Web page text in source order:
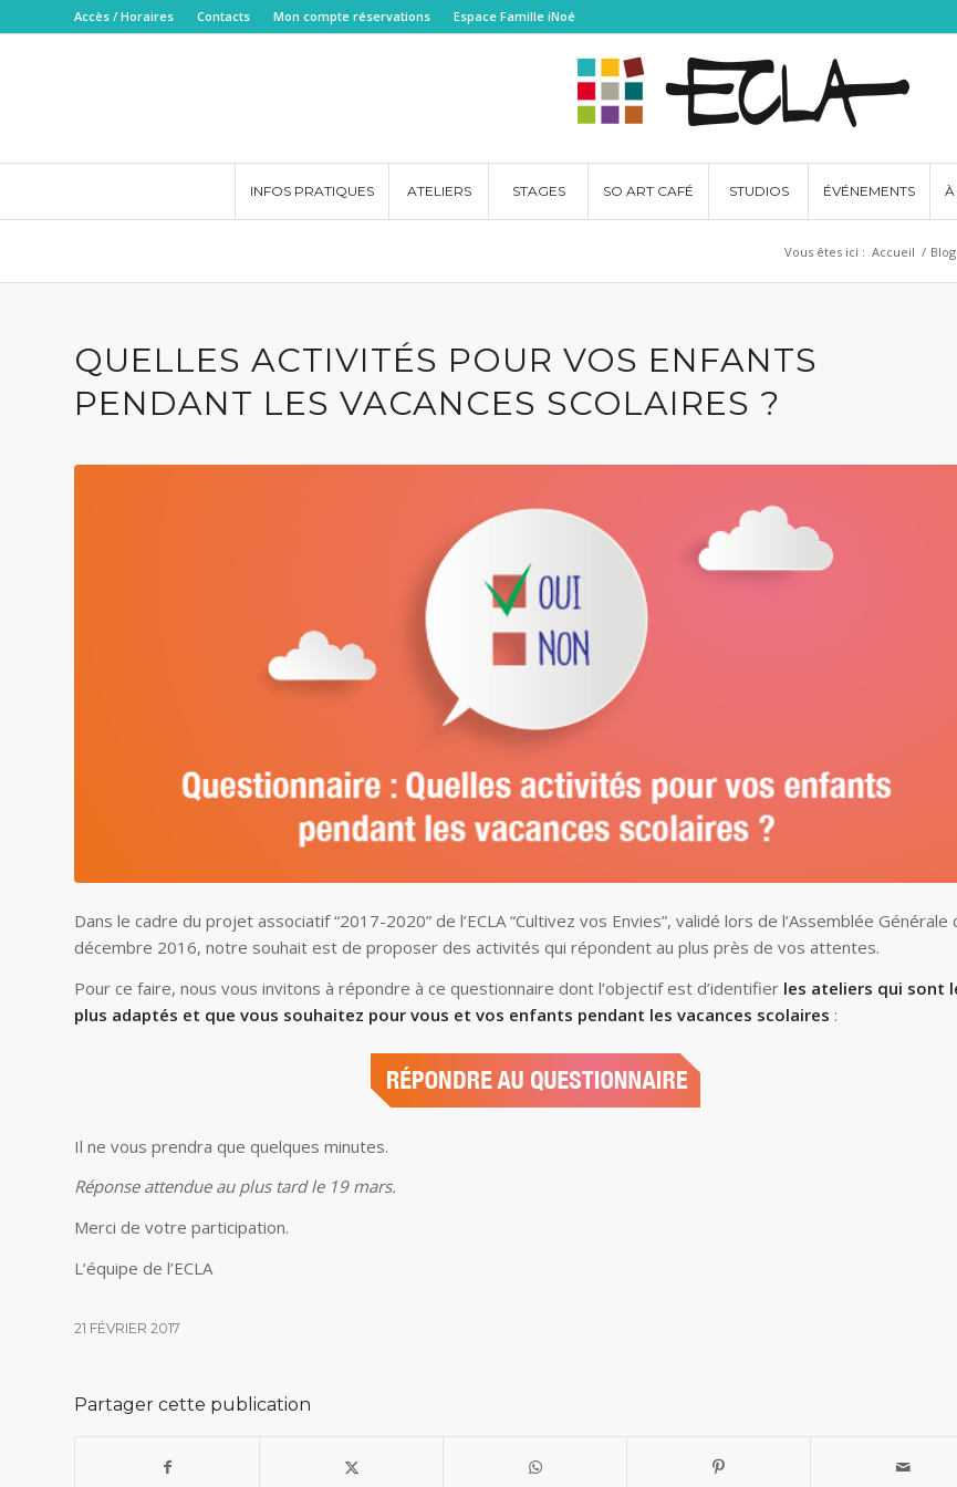
Accès / Horaires Contacts Mon compte réservations Espace Famille iNoé
INFOS PRATIQUES ATELIERS STAGES SO ART CAFÉ STUDIOS ÉVÉNEMENTS À
Vous êtes ici : Accueil / Blog
QUELLES ACTIVITÉS POUR VOS ENFANTS
PENDANT LES VACANCES SCOLAIRES ?
Dans le cadre du projet associatif “2017-2020” de l’ECLA “Cultivez vos Envies”, validé lors de l’Assemblée Générale
décembre 2016, notre souhait est de proposer des activités qui répondent au plus près de vos attentes.
Pour ce faire, nous vous invitons à répondre à ce questionnaire dont l’objectif est d’identifier les ateliers qui sont
plus adaptés et que vous souhaitez pour vous et vos enfants pendant les vacances scolaires :
Il ne vous prendra que quelques minutes.
Réponse attendue au plus tard le 19 mars.
Merci de votre participation.
L’équipe de l’ECLA
21 FÉVRIER 2017
Partager cette publication